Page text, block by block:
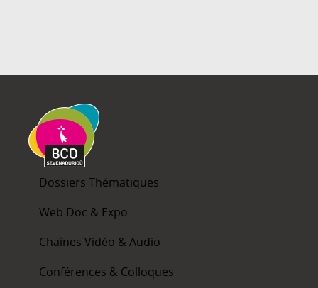
Dossiers Thématiques
Web Doc & Expo
Chaînes Vidéo & Audio
Conférences & Colloques